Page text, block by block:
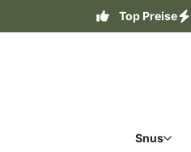
Top Preise
Snus